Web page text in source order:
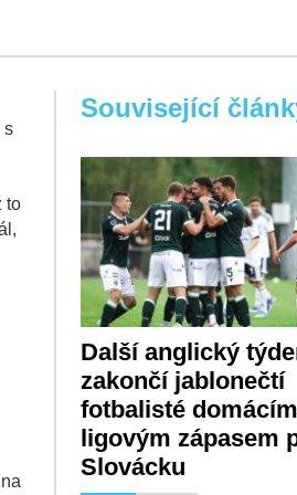
s
to
Související
Další anglický
zakončí jablonečtí
fotbalisté domácím
ligovým zápasem
Slovácku